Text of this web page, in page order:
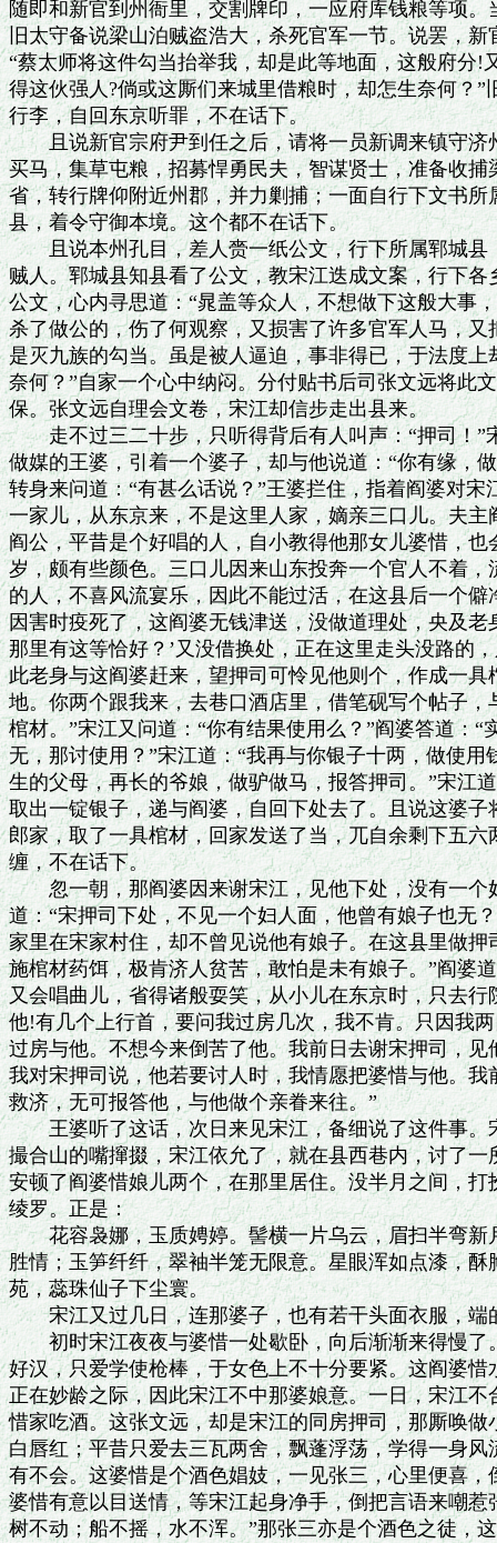
随即和新官到州衙里，交割牌印，一应府库钱粮等项
旧太守备说梁山泊贼盗浩大，杀死官军一节。说罢，
“蔡太师将这件勾当抬举我，却是此等地面，这般府分!
得这伙强人?倘或这厮们来城里借粮时，却怎生奈何？”
行李，自回东京听罪，不在话下。
且说新官宗府尹到任之后，请将一员新调来镇守济
买马，集草屯粮，招募悍勇民夫，智谋贤士，准备收
省，转行牌仰附近州郡，并力剿捕；一面自行下文书
县，着令守御本境。这个都不在话下。
且说本州孔目，差人赍一纸公文，行下所属郓城县
贼人。郓城县知县看了公文，教宋江迭成文案，行下
公文，心内寻思道：“晁盖等众人，不想做下这般大事
杀了做公的，伤了何观察，又损害了许多官军人马，
是灭九族的勾当。虽是被人逼迫，事非得已，于法度
奈何？”自家一个心中纳闷。分付贴书后司张文远将此
保。张文远自理会文卷，宋江却信步走出县来。
走不过三二十步，只听得背后有人叫声：“押司！”
做媒的王婆，引着一个婆子，却与他说道：“你有缘，
转身来问道：“有甚么话说？”王婆拦住，指着阎婆对宋
一家儿，从东京来，不是这里人家，嫡亲三口儿。夫
阎公，平昔是个好唱的人，自小教得他那女儿婆惜，
岁，颇有些颜色。三口儿因来山东投奔一个官人不着
的人，不喜风流宴乐，因此不能过活，在这县后一个
因害时疫死了，这阎婆无钱津送，没做道理处，央及老
那里有这等恰好？’又没借换处，正在这里走头没路的
此老身与这阎婆赶来，望押司可怜见他则个，作成一具
地。你两个跟我来，去巷口酒店里，借笔砚写个帖子
棺材。”宋江又问道：“你有结果使用么？”阎婆答道：“
无，那讨使用？”宋江道：“我再与你银子十两，做使用
生的父母，再长的爷娘，做驴做马，报答押司。”宋江
取出一锭银子，递与阎婆，自回下处去了。且说这婆
郎家，取了一具棺材，回家发送了当，兀自余剩下五
缠，不在话下。
忽一朝，那阎婆因来谢宋江，见他下处，没有一个
道：“宋押司下处，不见一个妇人面，他曾有娘子也无
家里在宋家村住，却不曾见说他有娘子。在这县里做
施棺材药饵，极肯济人贫苦，敢怕是未有娘子。”阎婆
又会唱曲儿，省得诸般耍笑，从小儿在东京时，只去
他!有几个上行首，要问我过房几次，我不肯。只因我
过房与他。不想今来倒苦了他。我前日去谢宋押司，
我对宋押司说，他若要讨人时，我情愿把婆惜与他。
救济，无可报答他，与他做个亲眷来往。”
王婆听了这话，次日来见宋江，备细说了这件事。
撮合山的嘴撺掇，宋江依允了，就在县西巷内，讨了
安顿了阎婆惜娘儿两个，在那里居住。没半月之间，
绫罗。正是：
花容袅娜，玉质娉婷。髻横一片乌云，眉扫半弯新
胜情；玉笋纤纤，翠袖半笼无限意。星眼浑如点漆，
苑，蕊珠仙子下尘寰。
宋江又过几日，连那婆子，也有若干头面衣服，端
初时宋江夜夜与婆惜一处歇卧，向后渐渐来得慢了
好汉，只爱学使枪棒，于女色上不十分要紧。这阎婆
正在妙龄之际，因此宋江不中那婆娘意。一日，宋江
惜家吃酒。这张文远，却是宋江的同房押司，那厮唤
白唇红；平昔只爱去三瓦两舍，飘蓬浮荡，学得一身
有不会。这婆惜是个酒色娼妓，一见张三，心里便喜
婆惜有意以目送情，等宋江起身净手，倒把言语来嘲惹
树不动；船不摇，水不浑。”那张三亦是个酒色之徒，